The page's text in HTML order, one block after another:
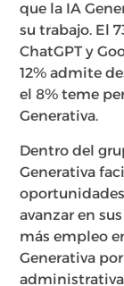
que la IA
su trabajo. El
ChatGPT y
12% admite
el 8% teme
Generativa.
Dentro del
Generativa
avanzar en
más empleo
Generativa